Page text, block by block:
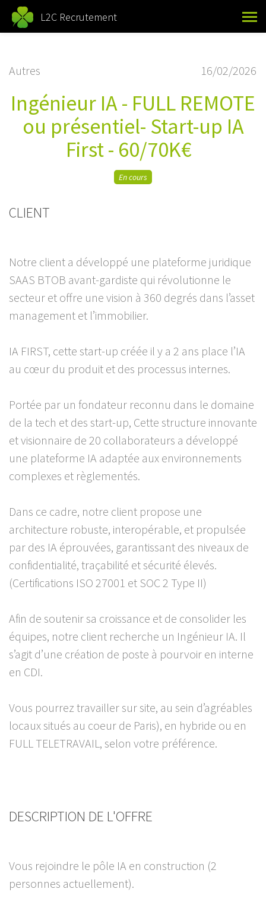
L2C Recrutement
Autres 16/02/2026
Ingénieur IA - FULL REMOTE
ou présentiel- Start-up IA
First - 60/70K€
En cours
CLIENT
Notre client a développé une plateforme juridique
SAAS BTOB avant-gardiste qui révolutionne le
secteur et offre une vision à 360 degrés dans l’asset
management et l’immobilier.
IA FIRST, cette start-up créée il y a 2 ans place l’IA
au cœur du produit et des processus internes.
Portée par un fondateur reconnu dans le domaine
de la tech et des start-up, Cette structure innovante
et visionnaire de 20 collaborateurs a développé
une plateforme IA adaptée aux environnements
complexes et règlementés.
Dans ce cadre, notre client propose une
architecture robuste, interopérable, et propulsée
par des IA éprouvées, garantissant des niveaux de
confidentialité, traçabilité et sécurité élevés.
(Certifications ISO 27001 et SOC 2 Type II)
Afin de soutenir sa croissance et de consolider les
équipes, notre client recherche un Ingénieur IA. Il
s’agit d’une création de poste à pourvoir en interne
en CDI.
Vous pourrez travailler sur site, au sein d’agréables
locaux situés au coeur de Paris), en hybride ou en
FULL TELETRAVAIL, selon votre préférence.
DESCRIPTION DE L'OFFRE
Vous rejoindre le pôle IA en construction (2
personnes actuellement).